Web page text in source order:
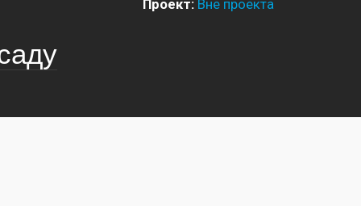
Проект: Вне проекта